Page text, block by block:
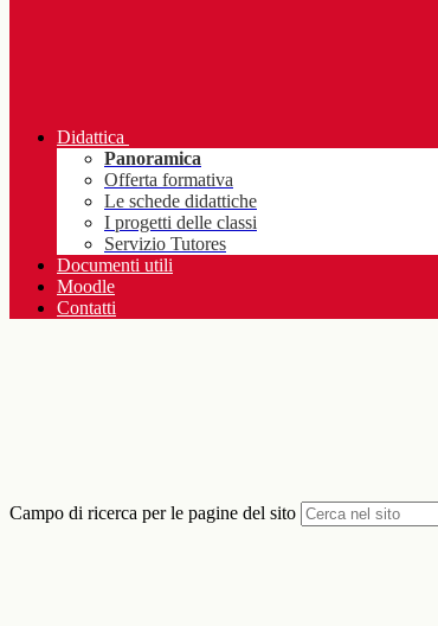
Didattica
Panoramica
Offerta formativa
Le schede didattiche
I progetti delle classi
Servizio Tutores
Documenti utili
Moodle
Contatti
Campo di ricerca per le pagine del sito